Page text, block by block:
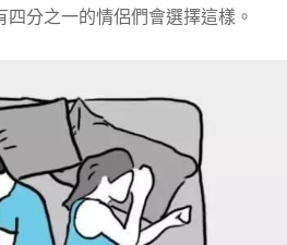
分之一的情侶們會選擇這樣。